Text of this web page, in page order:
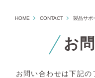
HOME CONTACT 製品サポ
お
お問い合わせは下記の